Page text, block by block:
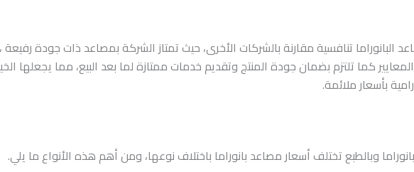
البانوراما تنافسية مقارنةبالشركات الأخرى، حيثتمتاز الشركة بمصاعد ذات جودةرفيعة،
كما تلتزم بضمانجودة المنتج وتقديم خدماتممتازة لما بعد البيع، مما يجعلها
راميةبأسعار ملئمة.
وبالطبع تختلف أسعار مصاعد بانوراما باختلاف نوعها، ومن أهم هذه الأنواع ما يلي.